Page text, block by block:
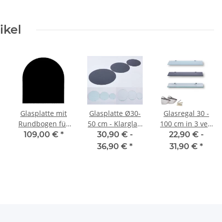
Glasplatte mit
Rundbogen für
Kaminofen und
109,00 € *
Glasplatte Ø30-
50 cm - Klarglas,
schwarz, weiß
30,90 € -
36,90 € *
Glasregal 30 -
100 cm in 3 ver.
Farben inkl. 2
verchromte
22,90 € -
31,90 € *